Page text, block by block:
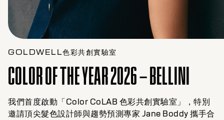
GOLDWELL色彩共創實驗室
COLOR OF THE YEAR 2026 – BELLINI
我們首度啟動「Color CoLAB 色彩共創實驗室」，特別
邀請頂尖髮色設計師與趨勢預測專家 Jane Boddy 攜手合